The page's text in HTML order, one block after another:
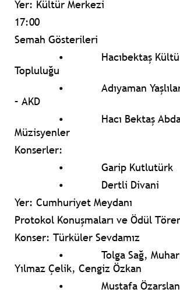
Yer: Kültür Merkezi
17:00
Semah Gösterileri
•
Hacıbektaş
Topluluğu
•
Adıyaman
– AKD
•
Hacı Bektaş
Müzisyenler
Konserler:
•
Garip Kutlutürk
•
Dertli Divani
Yer: Cumhuriyet Meydanı
Protokol Konuşmaları ve Ödül
Konser: Türküler Sevdamız
•
Tolga Sağ,
Yılmaz Çelik, Cengiz Özkan
•
Mustafa Özarslan